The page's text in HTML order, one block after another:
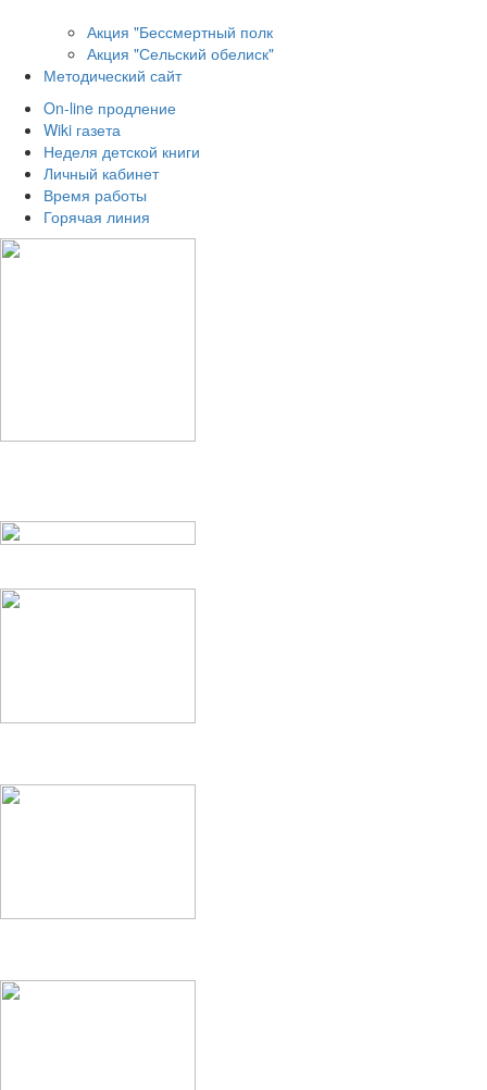
Акция "Бессмертный полк
Акция "Сельский обелиск"
Методический сайт
On-line продление
Wiki газета
Неделя детской книги
Личный кабинет
Время работы
Горячая линия